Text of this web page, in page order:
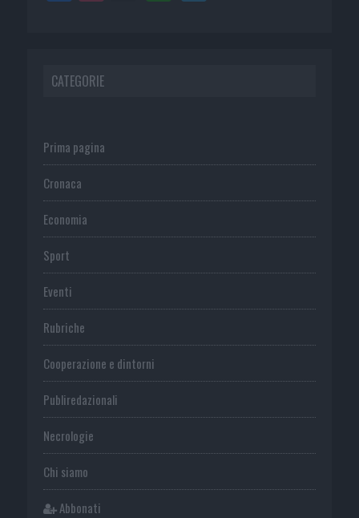
CATEGORIE
Prima pagina
Cronaca
Economia
Sport
Eventi
Rubriche
Cooperazione e dintorni
Publiredazionali
Necrologie
Chi siamo
Abbonati